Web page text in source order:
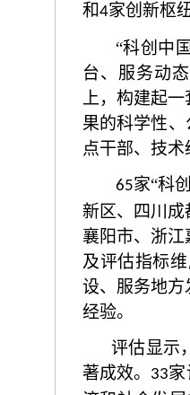
和4家创新枢
“科创中
台、服务动
上，构建起
果的科学性
点干部、技术
65家“科
新区、四川
襄阳市、浙
及评估指标
设、服务地方
经验。
评估显示
著成效。 33家